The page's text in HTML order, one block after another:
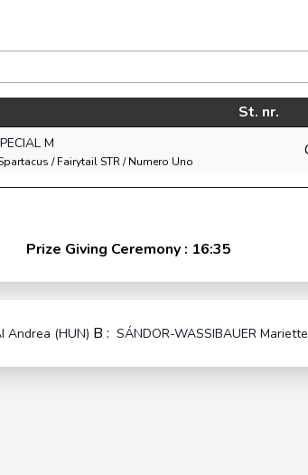
St. nr.
M
/ Fairytail STR / Numero Uno
Prize Giving Ceremony : 16:35
Andrea (HUN) B : SÁNDOR-WASSIBAUER